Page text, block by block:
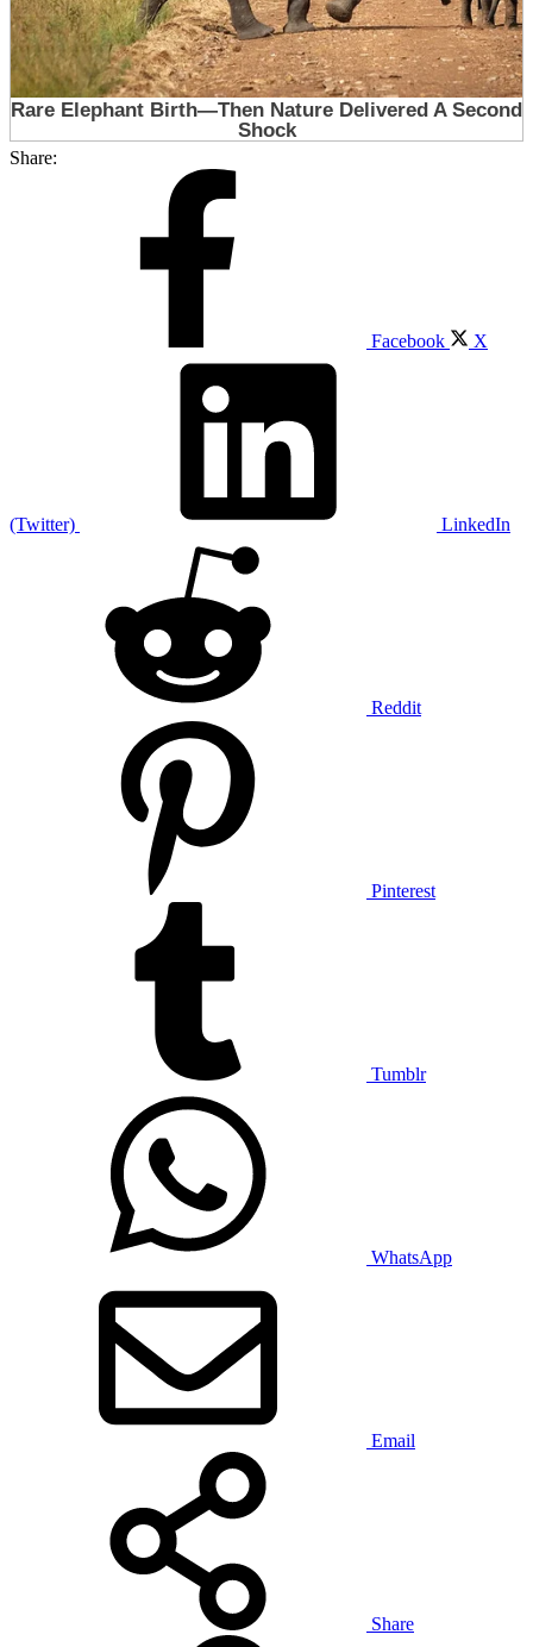
Share:
Facebook X
(Twitter) LinkedIn
Reddit
Pinterest
Tumblr
WhatsApp
Email
Share